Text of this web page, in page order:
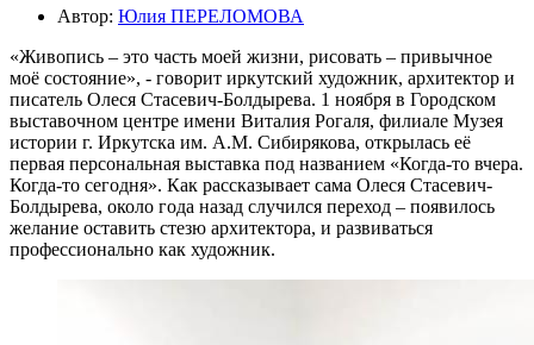
Автор: Юлия ПЕРЕЛОМОВА
«Живопись – это часть моей жизни, рисовать – привычное
моё состояние», - говорит иркутский художник, архитектор и
писатель Олеся Стасевич-Болдырева. 1 ноября в Городском
выставочном центре имени Виталия Рогаля, филиале Музея
истории г. Иркутска им. А.М. Сибирякова, открылась её
первая персональная выставка под названием «Когда-то вчера.
Когда-то сегодня». Как рассказывает сама Олеся Стасевич-
Болдырева, около года назад случился переход – появилось
желание оставить стезю архитектора, и развиваться
профессионально как художник.